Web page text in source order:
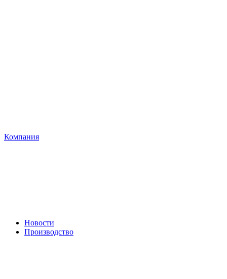
Компания
Новости
Производство